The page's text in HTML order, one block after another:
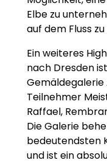
Elbe zu
auf dem Fluss
Ein weiteres
nach Dresden
Gemäldegalerie
Teilnehmer
Raffael,
Die Galerie
bedeutendsten
und ist ein